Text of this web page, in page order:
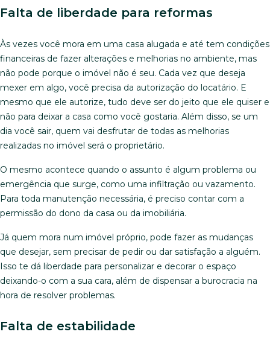
Falta de liberdade para reformas
Às vezes você mora em uma casa alugada e até tem condições
financeiras de fazer alterações e melhorias no ambiente, mas
não pode porque o imóvel não é seu. Cada vez que deseja
mexer em algo, você precisa da autorização do locatário. E
mesmo que ele autorize, tudo deve ser do jeito que ele quiser e
não para deixar a casa como você gostaria. Além disso, se um
dia você sair, quem vai desfrutar de todas as melhorias
realizadas no imóvel será o proprietário.
O mesmo acontece quando o assunto é algum problema ou
emergência que surge, como uma infiltração ou vazamento.
Para toda manutenção necessária, é preciso contar com a
permissão do dono da casa ou da imobiliária.
Já quem mora num imóvel próprio, pode fazer as mudanças
que desejar, sem precisar de pedir ou dar satisfação a alguém.
Isso te dá liberdade para personalizar e decorar o espaço
deixando-o com a sua cara, além de dispensar a burocracia na
hora de resolver problemas.
Falta de estabilidade